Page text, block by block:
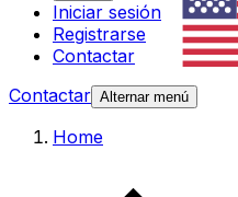
Iniciar sesión
Registrarse
Contactar
Contactar Alternar menú
Home